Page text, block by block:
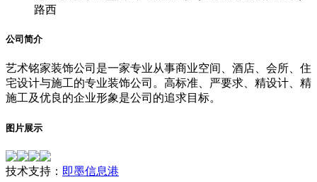
路西
公司简介
艺术铭家装饰公司是一家专业从事商业空间、酒店、会所、住
宅设计与施工的专业装饰公司。高标准、严要求、精设计、精
施工及优良的企业形象是公司的追求目标。
图片展示
技术支持： 即墨信息港